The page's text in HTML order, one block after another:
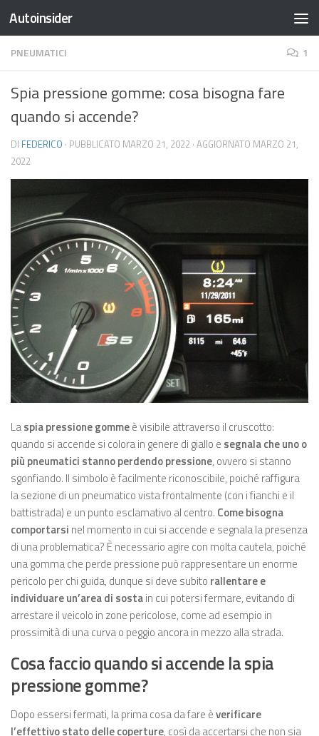
Salta al contenuto
Autoinsider
PNEUMATICI 1
Spia pressione gomme: cosa bisogna fare
quando si accende?
DI FEDERICO · PUBBLICATO MARZO 21, 2022 · AGGIORNATO MARZO 21,
2022
Laspia pressione gommeè visibile attraverso il cruscotto:
quando si accende si colora in genere di giallo e segnala che uno o
più pneumatici stanno perdendo pressione, ovvero si stanno
sgonfiando. Il simbolo è facilmente riconoscibile, poiché raffigura
la sezione di un pneumatico vista frontalmente (con i fianchi e il
battistrada) e un punto esclamativo al centro. Come bisogna
comportarsi nel momento in cui si accende e segnala la presenza
di una problematica? È necessario agire con molta cautela, poiché
una gomma che perde pressione può rappresentare un enorme
pericolo per chi guida, dunque si deve subito rallentare e
individuare un’area di sostain cui potersi fermare, evitando di
arrestare il veicolo in zone pericolose, come ad esempio in
prossimità di una curva o peggio ancora in mezzo alla strada.
Cosa faccio quando si accende la spia
pressione gomme?
Dopo essersi fermati, la prima cosa da fare èverificare
l’effettivo stato delle coperture, così da accertarsi che non sia